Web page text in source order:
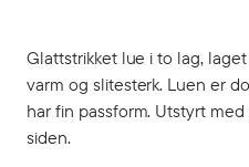
Glattstrikket lue i to lag,
varm og slitesterk. Luen er
har fin passform. Utstyrt
siden.